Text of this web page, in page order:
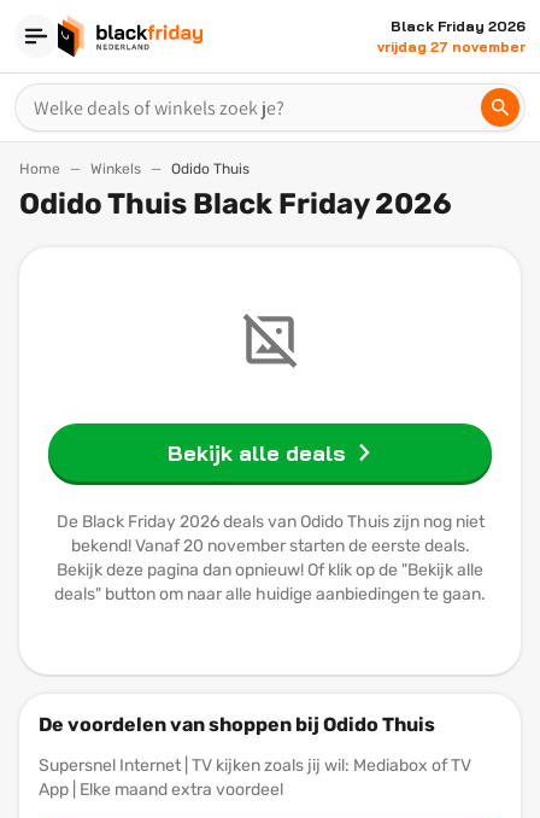
Black Friday 2026
vrijdag 27 november
Home Winkels Odido Thuis
Odido Thuis Black Friday 2026
Bekijk alle deals
De Black Friday 2026 deals van Odido Thuis zijn nog niet
bekend! Vanaf 20 november starten de eerste deals.
Bekijk deze pagina dan opnieuw! Of klik op de "Bekijk alle
deals" button om naar alle huidige aanbiedingen te gaan.
De voordelen van shoppen bij Odido Thuis
Supersnel Internet | TV kijken zoals jij wil: Mediabox of TV
App | Elke maand extra voordeel